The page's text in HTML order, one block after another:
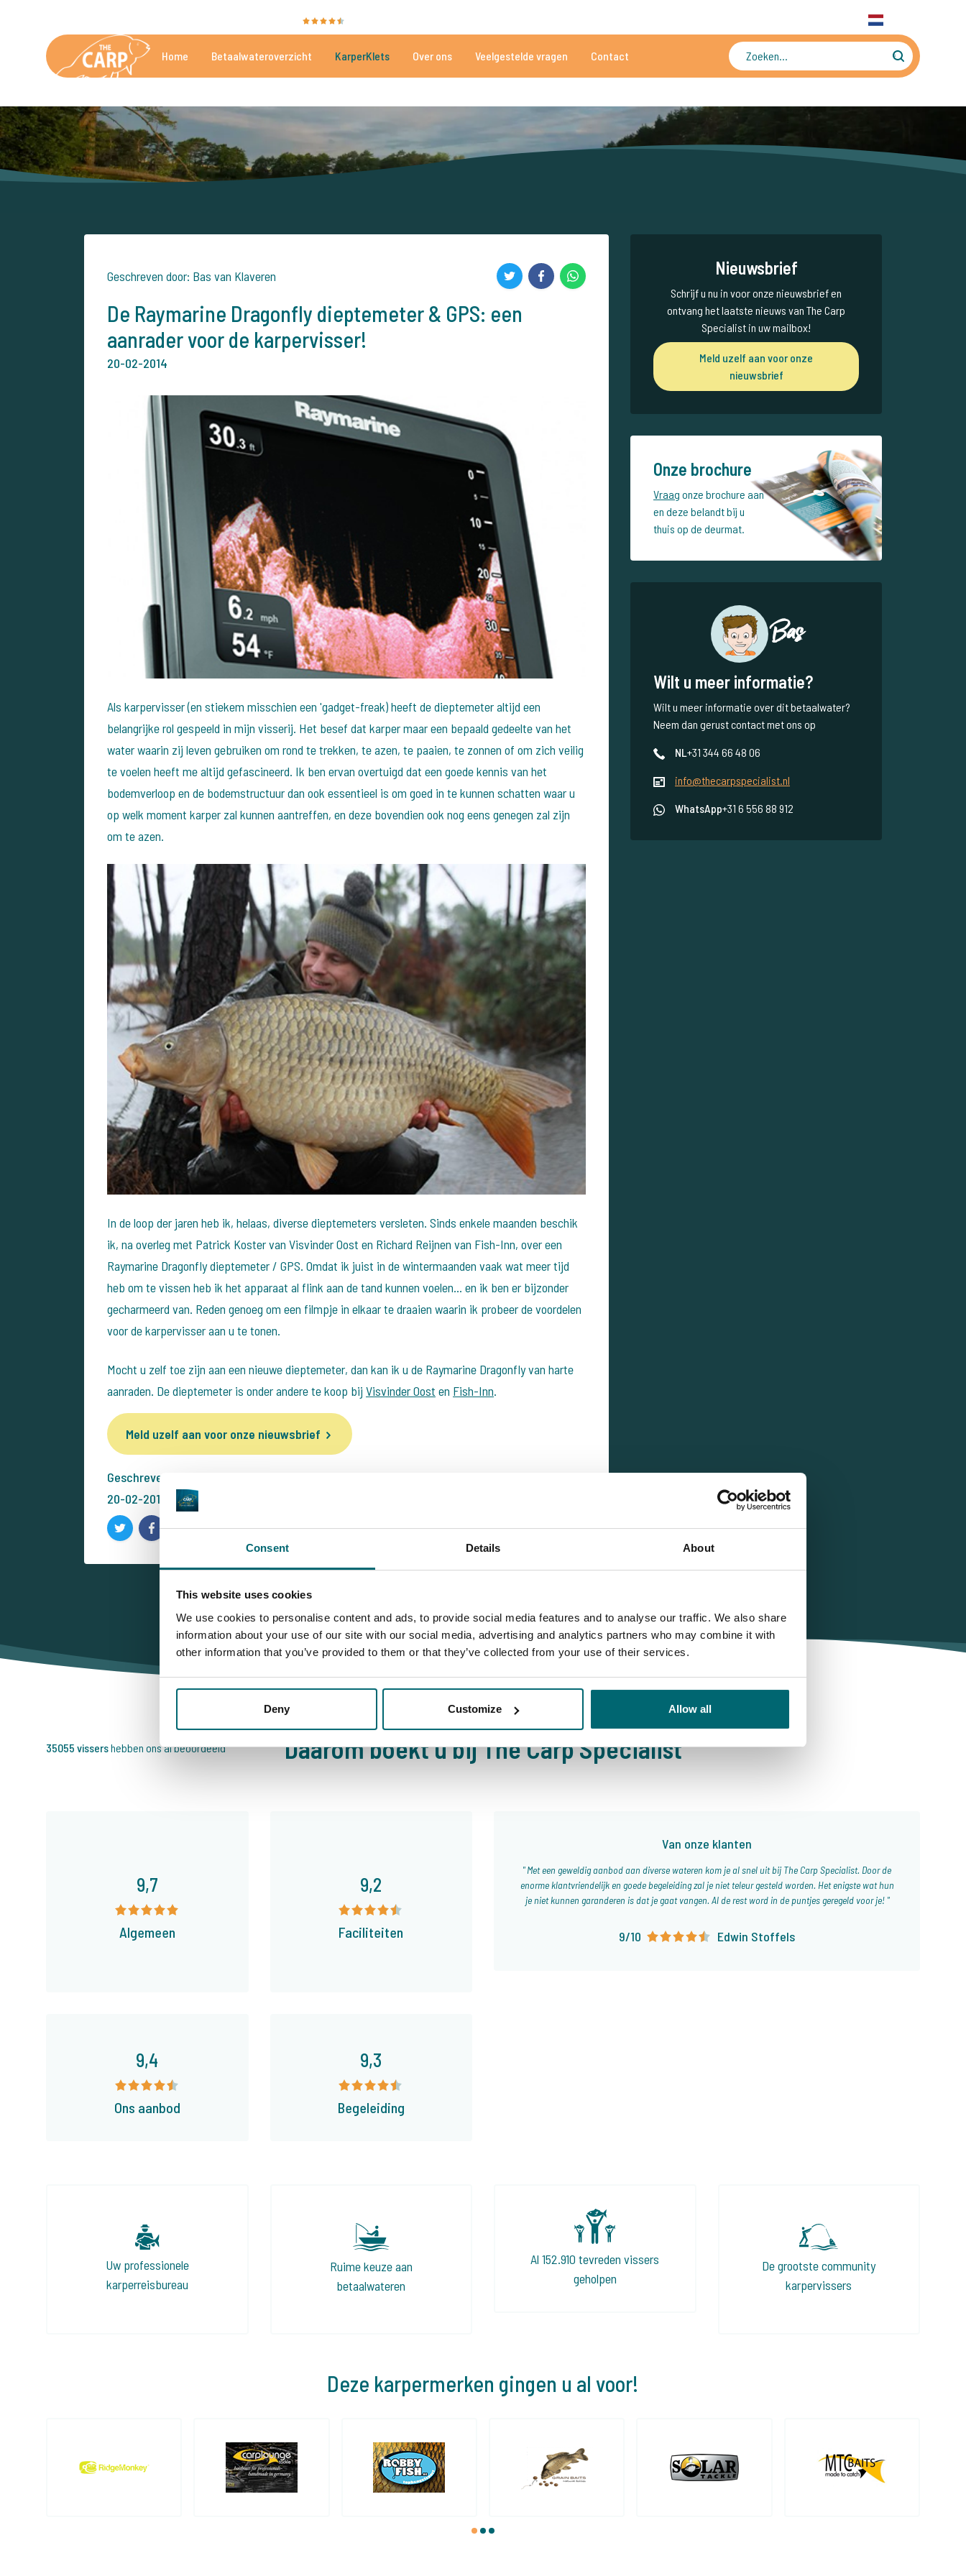
Consent Details About
This website uses cookies
We use cookies to personalise content and ads, to provide social media features and to analyse our traffic. We also share
information about your use of our site with our social media, advertising and analytics partners who may combine it with
other information that you’ve provided to them or that they’ve collected from your use of their services.
Deny Customize Allow all
Home Betaalwateroverzicht KarperKlets Over ons Veelgestelde vragen Contact
Geschreven door: Bas van Klaveren
De Raymarine Dragonfly dieptemeter & GPS: een
aanrader voor de karpervisser!
20-02-2014
Als karpervisser (en stiekem misschien een 'gadget-freak) heeft de dieptemeter altijd een
belangrijke rol gespeeld in mijn visserij. Het besef dat karper maar een bepaald gedeelte van het
water waarin zij leven gebruiken om rond te trekken, te azen, te paaien, te zonnen of om zich veilig
te voelen heeft me altijd gefascineerd. Ik ben ervan overtuigd dat een goede kennis van het
bodemverloop en de bodemstructuur dan ook essentieel is om goed in te kunnen schatten waar u
op welk moment karper zal kunnen aantreffen, en deze bovendien ook nog eens genegen zal zijn
om te azen.
In de loop der jaren heb ik, helaas, diverse dieptemeters versleten. Sinds enkele maanden beschik
ik, na overleg met Patrick Koster van Visvinder Oost en Richard Reijnen van Fish-Inn, over een
Raymarine Dragonfly dieptemeter / GPS. Omdat ik juist in de wintermaanden vaak wat meer tijd
heb om te vissen heb ik het apparaat al flink aan de tand kunnen voelen... en ik ben er bijzonder
gecharmeerd van. Reden genoeg om een filmpje in elkaar te draaien waarin ik probeer de voordelen
voor de karpervisser aan u te tonen.
Mocht u zelf toe zijn aan een nieuwe dieptemeter, dan kan ik u de Raymarine Dragonfly van harte
aanraden. De dieptemeter is onder andere te koop bij Visvinder 0ost en Fish-Inn.
Meld uzelf aan voor onze nieuwsbrief
Geschreven door: Bas van Klaveren
20-02-2014
Nieuwsbrief
Schrijf u nu in voor onze nieuwsbrief en
ontvang het laatste nieuws van The Carp
Specialist in uw mailbox!
Meld uzelf aan voor onze
nieuwsbrief
Onze brochure
Vraag onze brochure aan
en deze belandt bij u
thuis op de deurmat.
Bas
Wilt u meer informatie?
Wilt u meer informatie over dit betaalwater?
Neem dan gerust contact met ons op
NL+31 344 66 48 06
info@thecarpspecialist.nl
WhatsApp+31 6 556 88 912
Daarom boekt u bij The Carp Specialist
35055 vissershebben ons al beoordeeld
9,7
Algemeen
9,2
Faciliteiten
Van onze klanten
Met een geweldig aanbod aan diverse wateren kom je al snel uit bij The Carp Specialist. Door de
enorme klantvriendelijk en goede begeleiding zal je niet teleur gesteld worden. Het enigste wat hun
je niet kunnen garanderen is dat je gaat vangen. Al de rest word in de puntjes geregeld voor je!
9/10 Edwin Stoffels
9,4
Ons aanbod
9,3
Begeleiding
Uw professionele
karperreisbureau
Ruime keuze aan
betaalwateren
Al 152.910 tevreden vissers
geholpen
De grootste community
karpervissers
Deze karpermerken gingen u al voor!
1 2 3